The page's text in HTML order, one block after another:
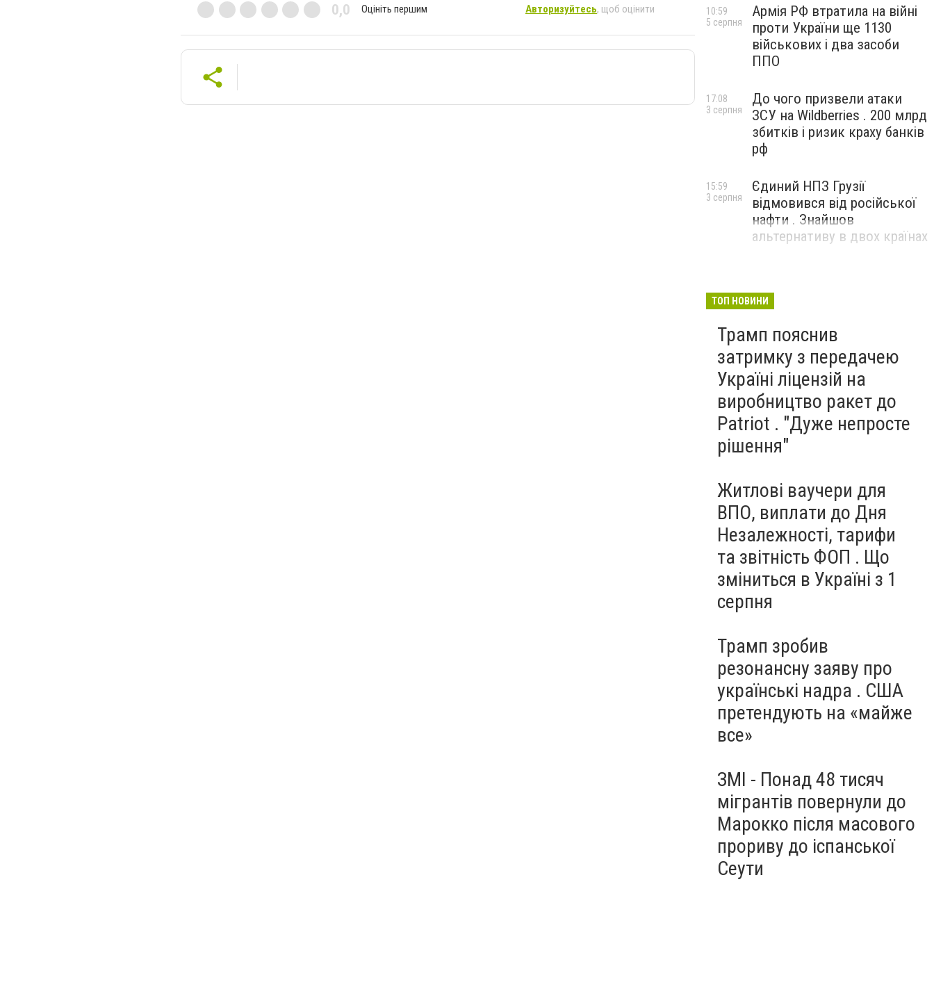
0,0 Оцініть першим Авторизуйтесь, щоб оцінити
Армія РФ втратила на війні
проти України ще 1130
військових і два засоби
ППО
10:59
5 серпня
До чого призвели атаки
ЗСУ на Wildberries . 200 млрд
збитків і ризик краху банків
рф
17:08
3 серпня
Єдиний НПЗ Грузії
відмовився від російської
нафти . Знайшов
альтернативу в двох країнах
15:59
3 серпня
ТОП НОВИНИ
Трамп пояснив
затримку з передачею
Україні ліцензій на
виробництво ракет до
Patriot . "Дуже непросте
рішення"
Житлові ваучери для
ВПО, виплати до Дня
Незалежності, тарифи
та звітність ФОП . Що
зміниться в Україні з 1
серпня
Трамп зробив
резонансну заяву про
українські надра . США
претендують на «майже
все»
ЗМІ - Понад 48 тисяч
мігрантів повернули до
Марокко після масового
прориву до іспанської
Сеути